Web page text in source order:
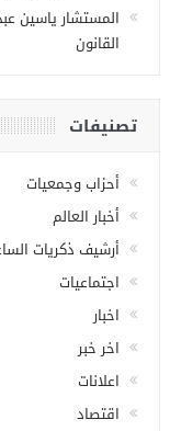
المستشار ياسين
القانون
تصنيفات
أحزاب وجمعيات
أخبار العالم
أرشيف ذكريات
اجتماعيات
اخبار
اخر خبر
اعلانات
اقتصاد